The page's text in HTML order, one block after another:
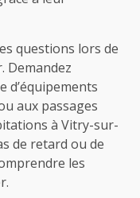
questions lors de
Demandez
d’équipements
aux passages
à Vitry-sur-
de retard ou de
les